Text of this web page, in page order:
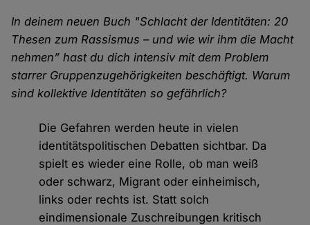
In deinem neuen Buch "Schlacht der Identitäten: 20
Thesen zum Rassismus – und wie wir ihm die Macht
nehmen” hast du dich intensiv mit dem Problem
starrer Gruppenzugehörigkeiten beschäftigt. Warum
sind kollektive Identitäten so gefährlich?
Die Gefahren werden heute in vielen
identitätspolitischen Debatten sichtbar. Da
spielt es wieder eine Rolle, ob man weiß
oder schwarz, Migrant oder einheimisch,
links oder rechts ist. Statt solch
eindimensionale Zuschreibungen kritisch